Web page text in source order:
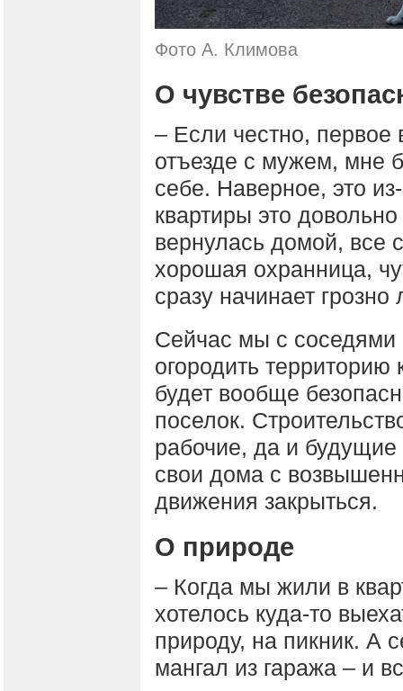
Фото А. Климова
О чувстве
– Если честно, первое
отъезде с мужем, мне
себе. Наверное, это
квартиры это
вернулась домой, все
хорошая охранница,
сразу начинает грозно
Сейчас мы с
огородить территорию
будет вообще
поселок.
рабочие, да и
свои дома с
движения закрыться.
О природе
– Когда мы жили в
хотелось куда-то
природу, на пикник. А
мангал из гаража – и